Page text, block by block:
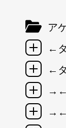
ア
←
←